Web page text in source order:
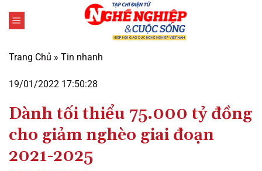
qua
dung
Trang Chủ » Tin nhanh
19/01/2022 17:50:28
Dành tối thiểu 75.000 tỷ đồng
cho giảm nghèo giai đoạn
2021-2025